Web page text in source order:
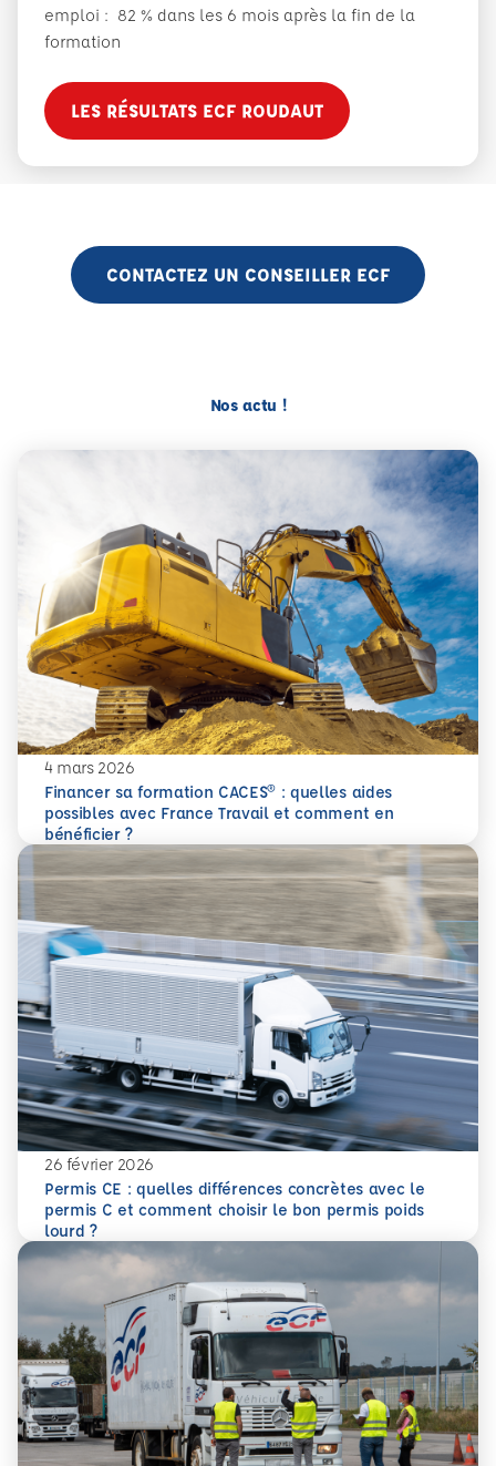
emploi : 82 % dans les 6 mois après la fin de la
formation
LES RÉSULTATS ECF ROUDAUT
CONTACTEZ UN CONSEILLER ECF
Nos actu !
4 mars 2026
Financer sa formation CACES® : quelles aides
possibles avec France Travail et comment en
bénéficier ?
En savoir plus
Financer sa formation CACES® : quelles aides possibles
26 février 2026
Permis CE : quelles différences concrètes avec le
permis C et comment choisir le bon permis poids
lourd ?
En savoir plus
Permis CE : quelles différences concrètes avec le